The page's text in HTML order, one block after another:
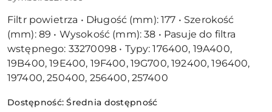
Filtr powietrza • Długość (mm): 177 • Szerokość
(mm): 89 • Wysokość (mm): 38 • Pasuje do filtra
wstępnego: 33270098 • Typy: 176400, 19A400,
19B400, 19E400, 19F400, 19G700, 192400, 196400,
197400, 250400, 256400, 257400
Dostępność:Średnia dostępność